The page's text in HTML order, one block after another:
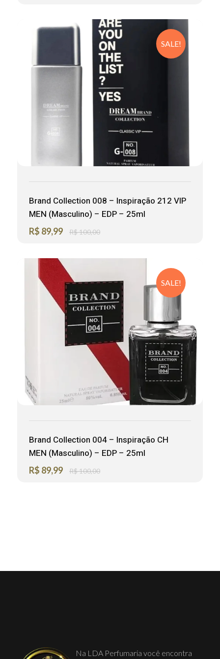
SALE!
Brand Collection 008 – Inspiração 212 VIP
MEN (Masculino) – EDP – 25ml
R$ 89,99 R$100,00
SALE!
Brand Collection 004 – Inspiração CH
MEN (Masculino) – EDP – 25ml
R$ 89,99 R$100,00
Na LDA Perfumaria você encontra